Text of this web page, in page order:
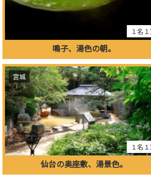
１名
鳴子、湯色の朝。
１名
宮城
仙台の奥座敷、湯景色。